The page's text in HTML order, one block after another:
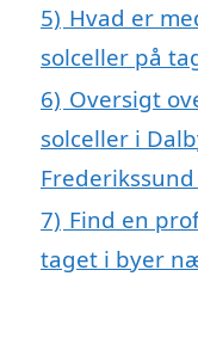
5) Hvad er
solceller på
6) Oversigt
solceller i
7) Find en
taget i byer